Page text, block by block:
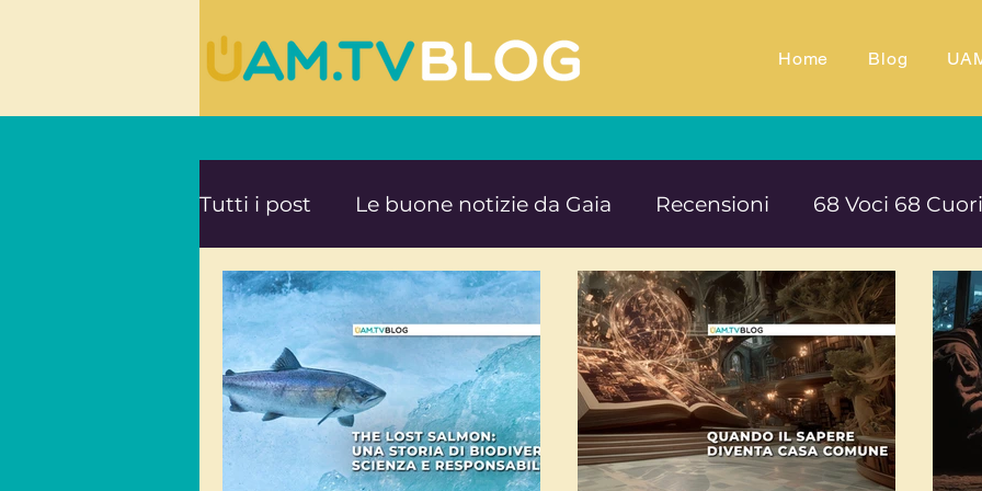
Home Blog
Tutti i post Le buone notizie da Gaia Recensioni 68 Voci 68 Cuori
Le ultime novità da UAM.TV Animali Ambiente
Mente e Spiritualità Impegno e denuncia sociale Equilibrio e
Viaggi consapevoli Arte cultura e solidarietà Educazione e